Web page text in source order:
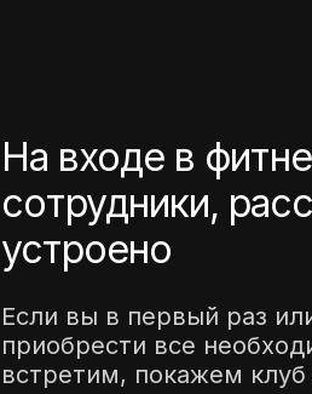
На входе в
сотрудники,
устроено
Если вы в первый раз
приобрести все
встретим, покажем